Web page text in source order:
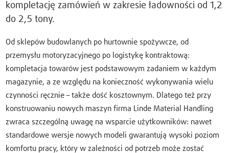
kompletację zamówień w zakresie ładowności od 1,2
do 2,5 tony.
Od sklepów budowlanych po hurtownie spożywcze, od
przemysłu motoryzacyjnego po logistykę kontraktową:
kompletacja towarów jest podstawowym zadaniem w każdym
magazynie, a ze względu na konieczność wykonywania wielu
czynności ręcznie – także dość kosztownym. Dlatego też przy
konstruowaniu nowych maszyn firma Linde Material Handling
zwraca szczególną uwagę na wsparcie użytkowników: nawet
standardowe wersje nowych modeli gwarantują wysoki poziom
komfortu pracy, który w zależności od potrzeb może zostać